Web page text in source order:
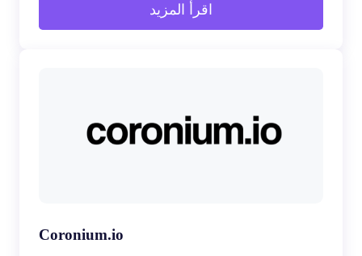
اقرأ المزيد
Coronium.io